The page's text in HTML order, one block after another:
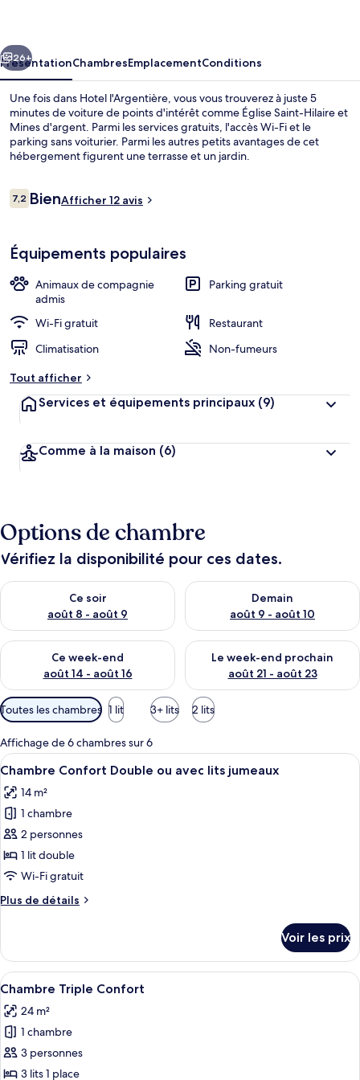
Suivant
26+
PrésentationChambresEmplacementConditions
Une fois dans Hotel l'Argentière, vous vous trouverez à juste 5
minutes de voiture de points d'intérêt comme Église Saint-Hilaire et
Mines d'argent. Parmi les services gratuits, l'accès Wi-Fi et le
parking sans voiturier. Parmi les autres petits avantages de cet
hébergement figurent une terrasse et un jardin.
Avis
voyageurs
7,27,2 sur 10
BienAfficher 12 avis
Équipements populaires
Animaux de compagnie
admis
Parking gratuit
Wi-Fi gratuit
Restaurant
Climatisation
Non-fumeurs
Tout afficher
Services et équipements principaux (9)
Comme à la maison (6)
Options de chambre
Vérifiez la disponibilité pour ces dates.
Ce soir
août 8 - août 9
Vérifier la disponibilité pour ce soir août 8 - août 9
Demain
août 9 - août 10
Vérifier la disponibilité pour
Ce week-end
août 14 - août 16
Vérifier la disponibilité pour ce week-end août 14 - août 16
Le week-end prochain
août 21 - août 23
Vérifier la disponibilité pour
Filtres
disponibles
pour
les
chambres
Toutes les chambres 1 lit 3+ lits 2 lits
Affichage de 6 chambres sur 6
Afficher
toutes
les
photos
pour
ce
type
chambre :
Double
ou
avec
lits
jumeaux
Une chambre à coucher moderne
2
Chambre Confort Double ou avec lits jumeaux
14 m²
1 chambre
2 personnes
1 lit double
Wi-Fi gratuit
Plus de détails
Plus
le
type
de
Chambre
Confort
Double
ou
avec
Voir les prix
Afficher
toutes
les
photos
pour
ce
Une chambre d’hôtel avec deux lits
1
Chambre Triple Confort
24 m²
1 chambre
3 personnes
3 lits 1 place